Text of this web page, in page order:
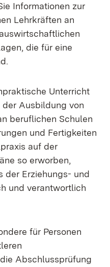
Informationen zur
Lehrkräften an
die für eine
Unterricht
Ausbildung von
beruflichen Schulen
und Fertigkeiten
auf der
so erworben,
der Erziehungs- und
und verantwortlich
für Personen
Abschlussprüfung